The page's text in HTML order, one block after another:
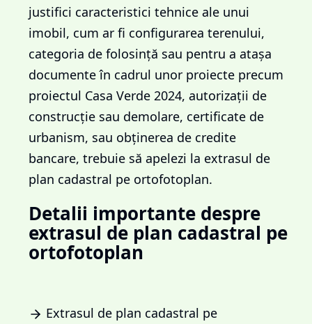
justifici caracteristici tehnice ale unui
imobil, cum ar fi configurarea terenului,
categoria de folosință sau pentru a atașa
documente în cadrul unor proiecte precum
proiectul Casa Verde 2024, autorizații de
construcție sau demolare, certificate de
urbanism, sau obținerea de credite
bancare, trebuie să apelezi la extrasul de
plan cadastral pe ortofotoplan.
Detalii importante despre
extrasul de plan cadastral pe
ortofotoplan
Extrasul de plan cadastral pe